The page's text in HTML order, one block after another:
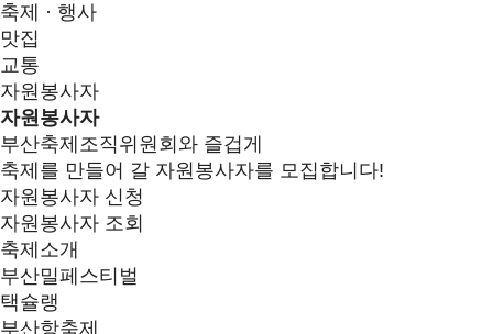
축제 · 행사
맛집
교통
자원봉사자
자원봉사자
부산축제조직위원회와 즐겁게
축제를 만들어 갈 자원봉사자를 모집합니다!
자원봉사자 신청
자원봉사자 조회
축제소개
부산밀페스티벌
택슐랭
부산항축제